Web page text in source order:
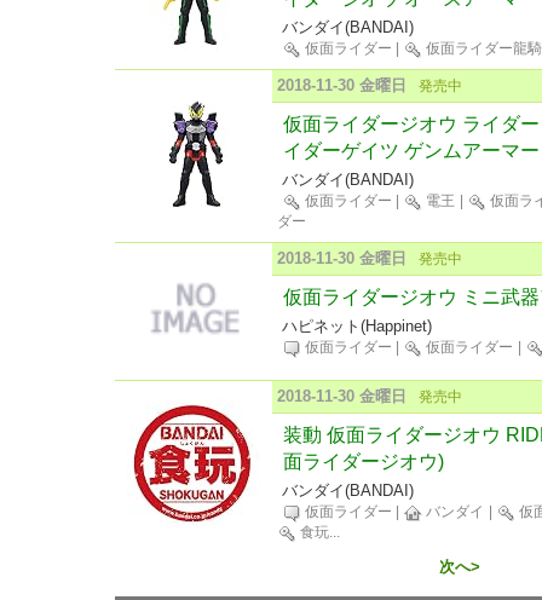
バンダイ(BANDAI)
仮面ライダー 仮面ライダー龍騎
2018-11-30 金曜日 発売中
仮面ライダージオウ ライダ
イダーゲイツ ゲンムアーマー
バンダイ(BANDAI)
仮面ライダー 電王
仮面ラ
ダー
2018-11-30 金曜日 発売中
仮面ライダージオウ ミニ武
ハピネット(Happinet)
仮面ライダー 仮面ライダー
2018-11-30 金曜日 発売中
装動 仮面ライダージオウ
面ライダージオウ)
バンダイ(BANDAI)
仮面ライダー バンダイ
仮
食玩...
次へ>